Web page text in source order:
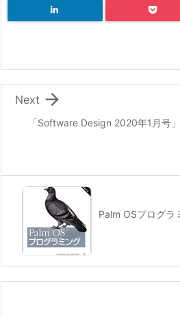
「Software Design 2020年1月号

Next
Palm OSプログラ